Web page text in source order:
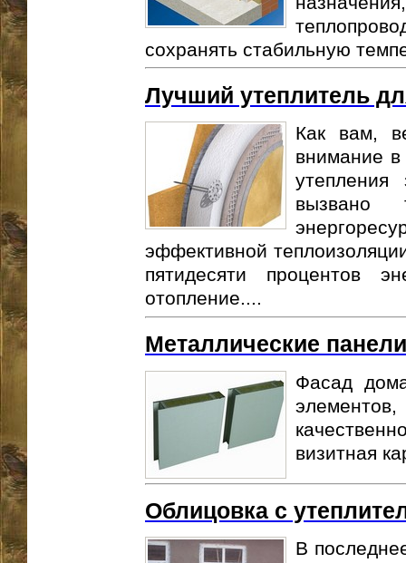
сохранять стабильную
Лучший утеплитель
Как вам,
внимание
вызвано
эффективной
пятидесяти процентов
отопление....
Металлические
Фасад
визитная
Облицовка с
В